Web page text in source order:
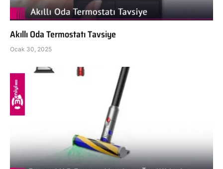
Akıllı Oda Termostatı Tavsiye
Ocak 30, 2025